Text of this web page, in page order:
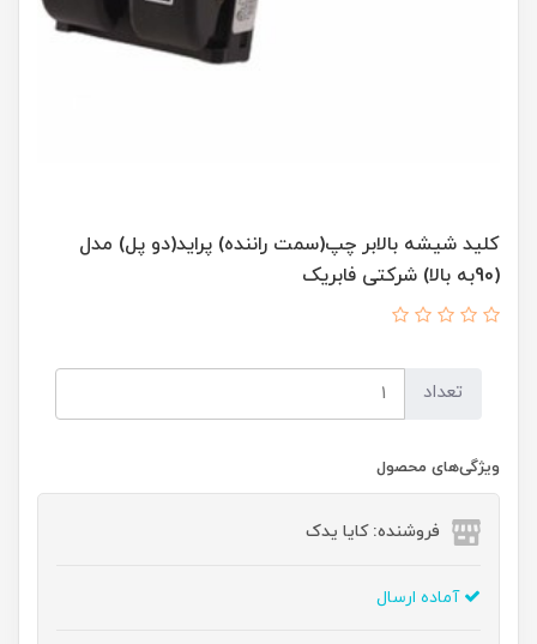
کلید شیشه بالابر چپ(سمت راننده) پراید(دو پل) مدل
(90به بالا) شرکتی فابریک
تعداد
ویژگی‌های محصول
فروشنده: کایا یدک
آماده ارسال